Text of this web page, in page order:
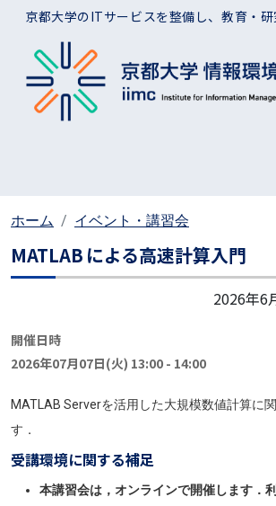
メインコンテンツに移動
京都大学のITサービスを整備し、教育・研
ホーム イベント・講習会
MATLAB による高速計算入門
2026年6
開催日時
2026年07月07日(火) 13:00 - 14:00
MATLAB Serverを活用した大規模数値計算に
す．
受講環境に関する補足
本講習会は，オンラインで開催します．